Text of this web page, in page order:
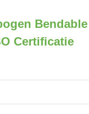
Bendable
Certificatie